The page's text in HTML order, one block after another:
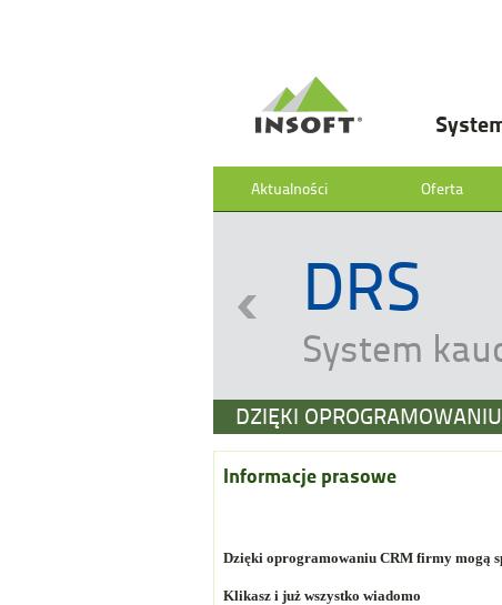
Aktualności Oferta
DZIĘKI
DRS
System
Informacje prasowe
Dzięki oprogramowaniu CRM firmy mogą
Klikasz i już wszystko wiadomo